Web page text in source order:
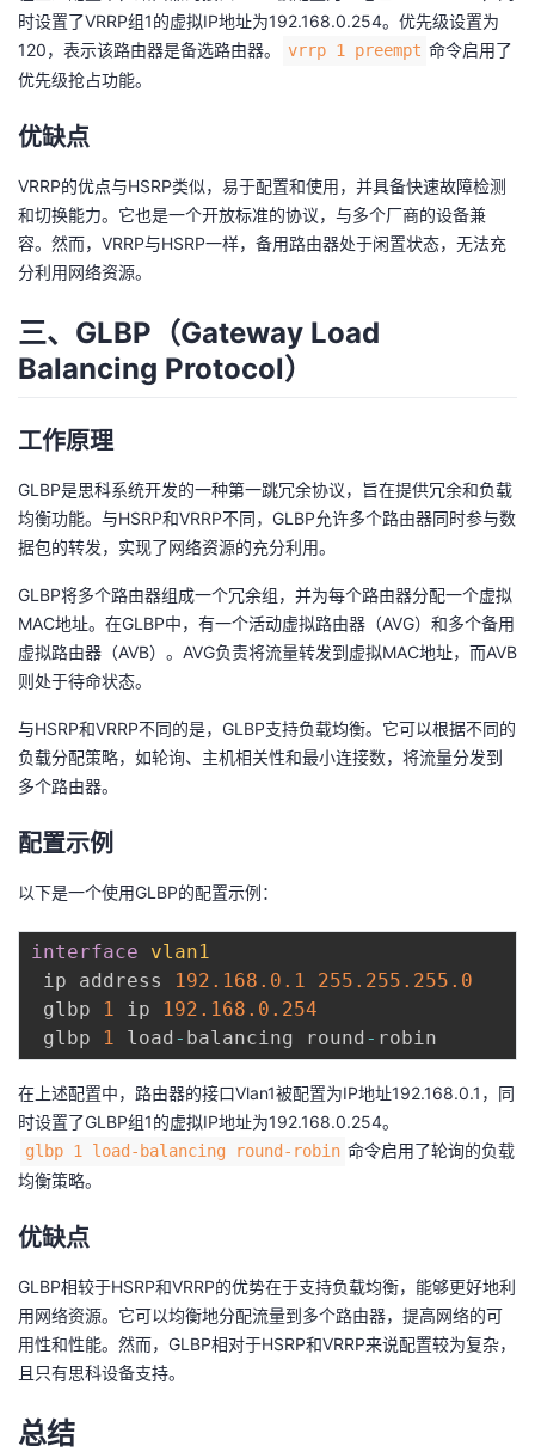
时设置了VRRP组1的虚拟IP地址为192.168.0.254。优先级设置为
120，表示该路由器是备选路由器。
vrrp 1 preempt 命令启用了
优先级抢占功能。
优缺点
VRRP的优点与HSRP类似，易于配置和使用，并具备快速故障检测
和切换能力。它也是一个开放标准的协议，与多个厂商的设备兼
容。然而，VRRP与HSRP一样，备用路由器处于闲置状态，无法充
分利用网络资源。
三、GLBP（Gateway Load
Balancing Protocol）
工作原理
GLBP是思科系统开发的一种第一跳冗余协议，旨在提供冗余和负载
均衡功能。与HSRP和VRRP不同，GLBP允许多个路由器同时参与数
据包的转发，实现了网络资源的充分利用。
GLBP将多个路由器组成一个冗余组，并为每个路由器分配一个虚拟
MAC地址。在GLBP中，有一个活动虚拟路由器（AVG）和多个备用
虚拟路由器（AVB）。AVG负责将流量转发到虚拟MAC地址，而AVB
则处于待命状态。
与HSRP和VRRP不同的是，GLBP支持负载均衡。它可以根据不同的
负载分配策略，如轮询、主机相关性和最小连接数，将流量分发到
多个路由器。
配置示例
以下是一个使用GLBP的配置示例：
interface
vlan1
ip address
192.168 .0 .1 255.255 .255 .0
glbp
1 ip 192.168 .0 .254
glbp
1 load - balancing round -
在上述配置中，路由器的接口Vlan1被配置为IP地址192.168.0.1，同
时设置了GLBP组1的虚拟IP地址为192.168.0.254。
glbp 1 load-balancing round-robin 命令启用了轮询的负载
均衡策略。
优缺点
GLBP相较于HSRP和VRRP的优势在于支持负载均衡，能够更好地利
用网络资源。它可以均衡地分配流量到多个路由器，提高网络的可
用性和性能。然而，GLBP相对于HSRP和VRRP来说配置较为复杂，
且只有思科设备支持。
总结